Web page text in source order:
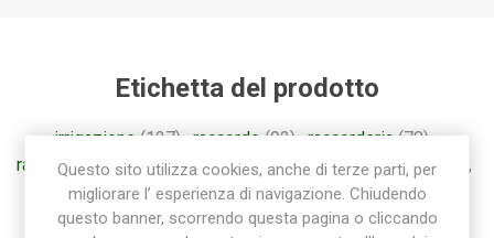
Etichetta del prodotto
irrigazione (127), raccordo (92), raccorderia (78),
raccorderia rapida (55) , raccordi (57), raccorderia sab (85)
,
raccordo a gomito (28), gomito (26)
Questo sito utilizza cookies, anche di terze parti, per
migliorare l’ esperienza di navigazione. Chiudendo
questo banner, scorrendo questa pagina o cliccando